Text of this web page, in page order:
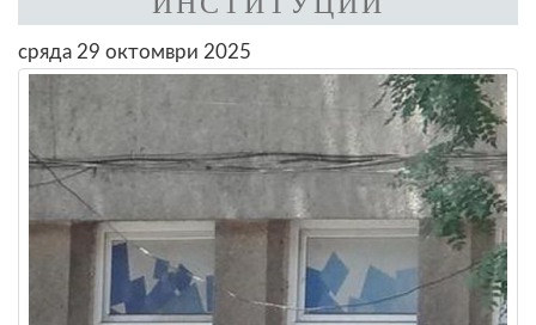
сряда 29 октомври 2025